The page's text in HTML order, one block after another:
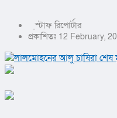
স্টাফ রিপোর্টার
প্রকাশিতঃ 12 February,